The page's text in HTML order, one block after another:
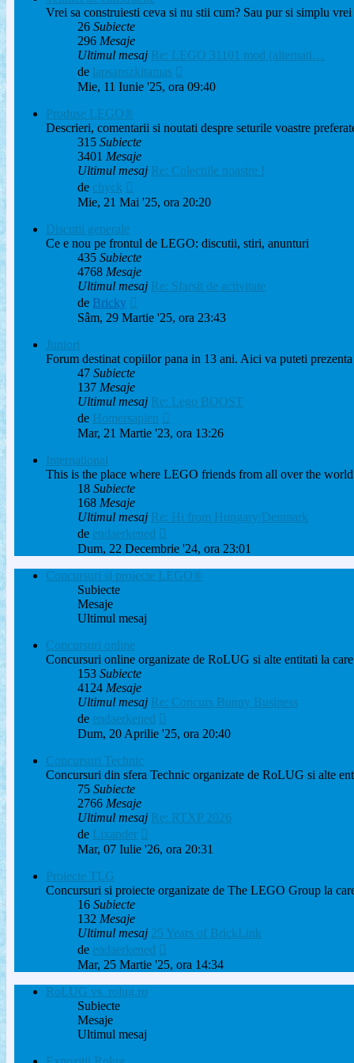
Vrei sa construiesti ceva si nu stii cum? Sau pur si simplu
26 Subiecte
296 Mesaje
Ultimul mesaj Re: LEGO 31101 mod (alternati…
de lapsanszkitamas
ultimul
Mie, 11 Iunie '25, ora 09:40
Produse LEGO®
Descrieri, comentarii si noutati despre seturile voastre
315 Subiecte
3401 Mesaje
Ultimul mesaj Re: Colectiile noastre !
de chyck
ultimul
mesaj
Mie, 21 Mai '25, ora 20:20
Discutii generale
Ce e nou pe frontul de LEGO: discutii, stiri, anunturi
435 Subiecte
4768 Mesaje
Ultimul mesaj Re: Sfarsit de activitate
de Bricky
ultimul
Sâm, 29 Martie '25, ora 23:43
Juniori
Forum destinat copiilor pana in 13 ani. Aici va puteti
47 Subiecte
137 Mesaje
Ultimul mesaj Re: Lego BOOST
de Homersapien
ultimul
mesaj
Mar, 21 Martie '23, ora 13:26
International
This is the place where LEGO friends from all over the
18 Subiecte
168 Mesaje
Ultimul mesaj Re: Hi from Hungary/Denmark
de endaerkened
ultimul
mesaj
Dum, 22 Decembrie '24, ora 23:01
Concursuri si proiecte LEGO®
Subiecte
Mesaje
Ultimul mesaj
Concursuri online
Concursuri online organizate de RoLUG si alte entitati la
153 Subiecte
4124 Mesaje
Ultimul mesaj Re: Concurs Bunny Business
de endaerkened
ultimul
mesaj
Dum, 20 Aprilie '25, ora 20:40
Concursuri Technic
Concursuri din sfera Technic organizate de RoLUG si alte
75 Subiecte
2766 Mesaje
Ultimul mesaj Re: RTXP 2026
de Lixander
ultimul
mesaj
Mar, 07 Iulie '26, ora 20:31
Proiecte TLG
Concursuri si proiecte organizate de The LEGO Group la
16 Subiecte
132 Mesaje
Ultimul mesaj 25 Years of BrickLink
de endaerkened
ultimul
mesaj
Mar, 25 Martie '25, ora 14:34
RoLUG vs. rolug.ro
Subiecte
Mesaje
Ultimul mesaj